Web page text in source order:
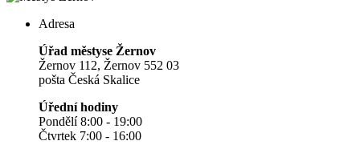
Adresa
Úřad městyse Žernov
Žernov 112, Žernov 552 03
pošta Česká Skalice
Úřední hodiny
Pondělí 8:00 - 19:00
Čtvrtek 7:00 - 16:00